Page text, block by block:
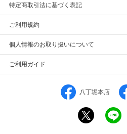
特定商取引法に基づく表記
ご利用規約
個人情報のお取り扱いについて
ご利用ガイド
八丁堀本店